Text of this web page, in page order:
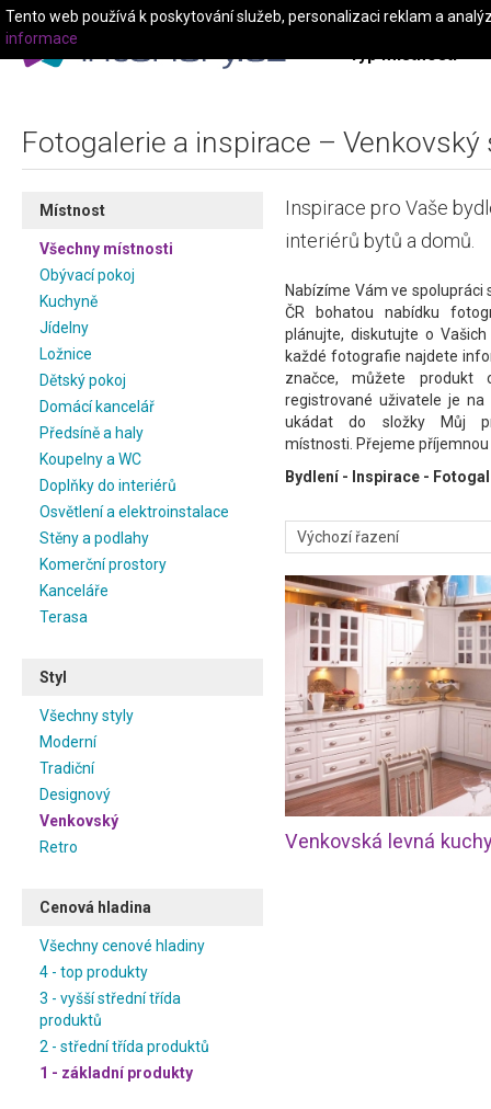
Typ místnosti
Fotogalerie a inspirace – Venkovský
Místnost
Všechny místnosti
Obývací pokoj
Kuchyně
Jídelny
Ložnice
Dětský pokoj
Domácí kancelář
Předsíně a haly
Koupelny a WC
Doplňky do interiérů
Osvětlení a elektroinstalace
Stěny a podlahy
Komerční prostory
Kanceláře
Terasa
Styl
Všechny styly
Moderní
Tradiční
Designový
Venkovský
Retro
Cenová hladina
Všechny cenové hladiny
4 - top produkty
3 - vyšší střední třída
produktů
2 - střední třída produktů
1 - základní produkty
Inspirace pro Vaše
interiérů bytů a domů.
Nabízíme Vám ve
ČR bohatou nabídku
plánujte, diskutujte o
každé fotografie najdete
značce, můžete produkt
registrované uživatele je
ukádat do složky Můj
místnosti. Přejeme
Bydlení - Inspirace -
Tento web používá k poskytování služeb, personalizaci reklam a
informace